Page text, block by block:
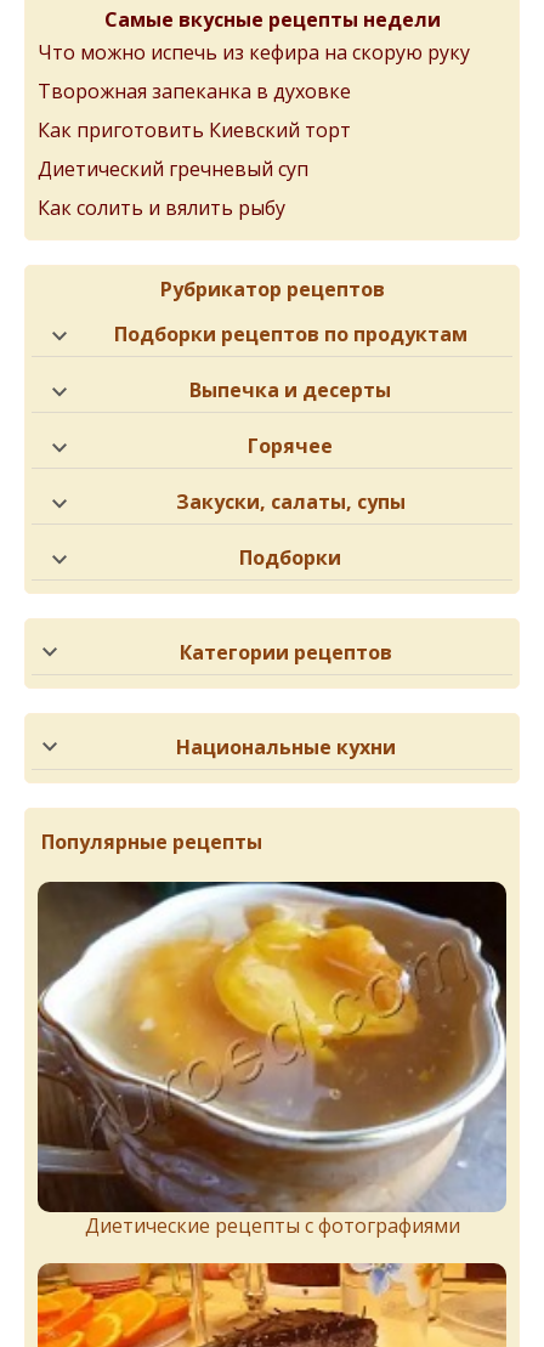
Самые вкусные рецепты недели
Что можно испечь из кефира на скорую руку
Творожная запеканка в духовке
Как приготовить Киевский торт
Диетический гречневый суп
Как солить и вялить рыбу
Рубрикатор рецептов
Подборки рецептов по продуктам
Выпечка и десерты
Горячее
Закуски, салаты, супы
Подборки
Категории рецептов
Национальные кухни
Популярные рецепты
Диетические рецепты с фотографиями